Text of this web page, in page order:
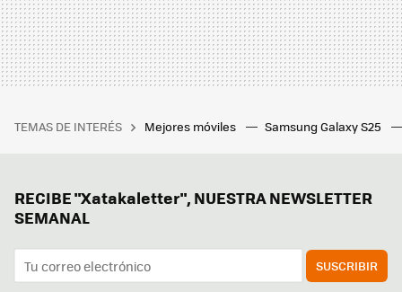
TEMAS DE INTERÉS Mejores móviles Samsung Galaxy S25
RECIBE "Xatakaletter", NUESTRA NEWSLETTER
SEMANAL
SUSCRIBIR